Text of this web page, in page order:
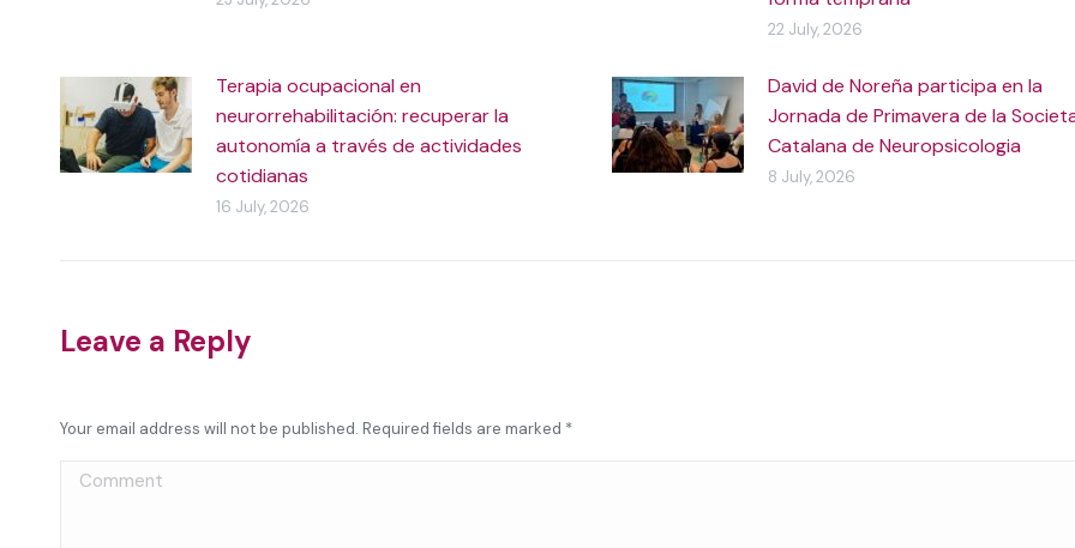
22 July, 2026
Terapia ocupacional en
neurorrehabilitación: recuperar la
autonomía a través de actividades
cotidianas
16 July, 2026
David de Noreña participa en la
Jornada de Primavera de la
Catalana de Neuropsicologia
8 July, 2026
Leave a Reply
Your email address will not be published. Required fields are marked *
Comment